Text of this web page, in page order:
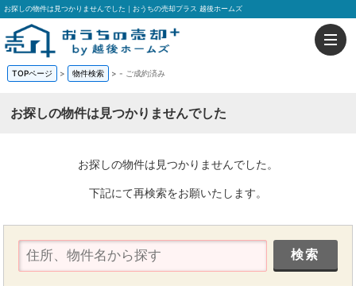
お探しの物件は見つかりませんでした｜おうちの売却プラス 越後ホームズ
TOPページ > 物件検索 > - ご成約済み
お探しの物件は見つかりませんでした
お探しの物件は見つかりませんでした。
下記にて再検索をお願いたします。